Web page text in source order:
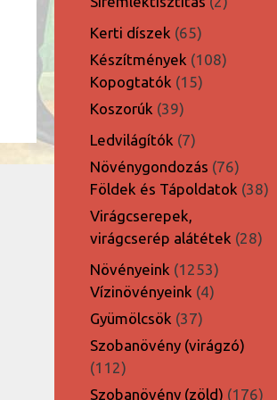
Kerti díszek 6565
termék
Készítmények 108108
Kopogtatók 1515
Koszorúk 3939
termék
Ledvilágítók 77
termék
Növénygondozás 7676
termék
Földek és Tápoldatok 3838
Virágcserepek,
virágcserép alátétek 2828
Növényeink 12531253
termék
Vízinövényeink 44
Gyümölcsök 3737
termék
Szobanövény (virágzó)
112112
termék
Szobanövény (zöld) 176176